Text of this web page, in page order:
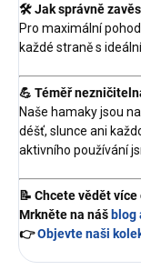
🛠️ Jak správně
Pro maximální
každé straně s
💪 Téměř
Naše hamaky jsou
déšť, slunce ani
aktivního používání
📝 Chcete vědět
Mrkněte na náš blog
👉Objevte naši